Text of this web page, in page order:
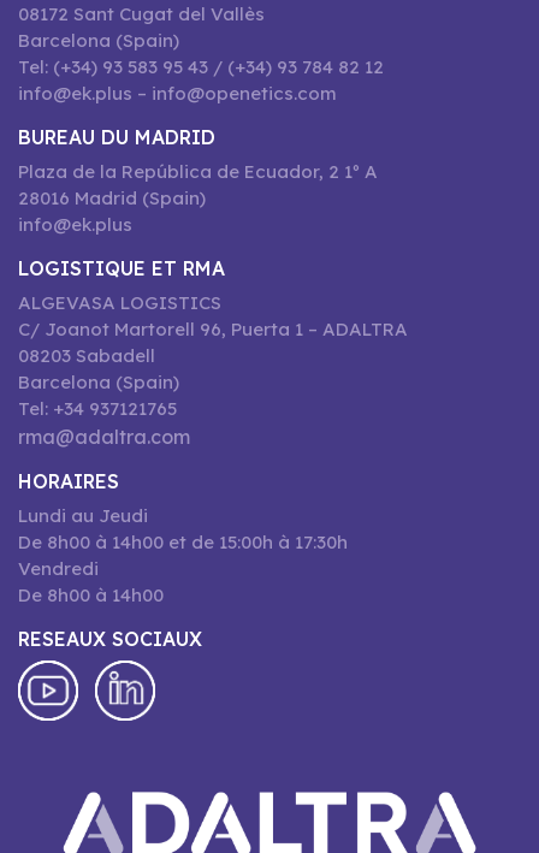
08172 Sant Cugat del Vallès
Barcelona (Spain)
Tel: (+34) 93 583 95 43 / (+34) 93 784 82 12
info@ek.plus – info@openetics.com
BUREAU DU MADRID
Plaza de la República de Ecuador, 2 1º A
28016 Madrid (Spain)
info@ek.plus
LOGISTIQUE ET RMA
ALGEVASA LOGISTICS
C/ Joanot Martorell 96, Puerta 1 – ADALTRA
08203 Sabadell
Barcelona (Spain)
Tel: +34 937121765
rma@adaltra.com
HORAIRES
Lundi au Jeudi
De 8h00 à 14h00 et de 15:00h à 17:30h
Vendredi
De 8h00 à 14h00
RESEAUX SOCIAUX